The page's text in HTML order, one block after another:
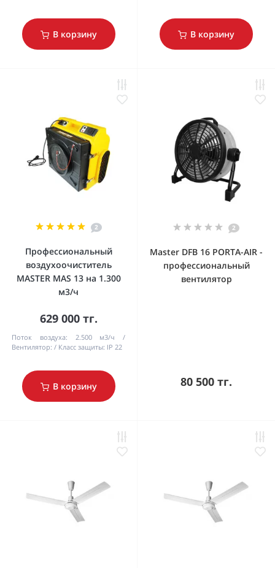
В корзину В корзину
2
Профессиональный
воздухоочиститель
MASTER MAS 13 на 1.300
м3/ч
629 000 тг.
Поток воздуха:
2.500 м3/ч
Вентилятор:
Класс защиты: IP 22
В корзину
2
Master DFB 16 PORTA-AIR -
профессиональный
вентилятор
80 500 тг.